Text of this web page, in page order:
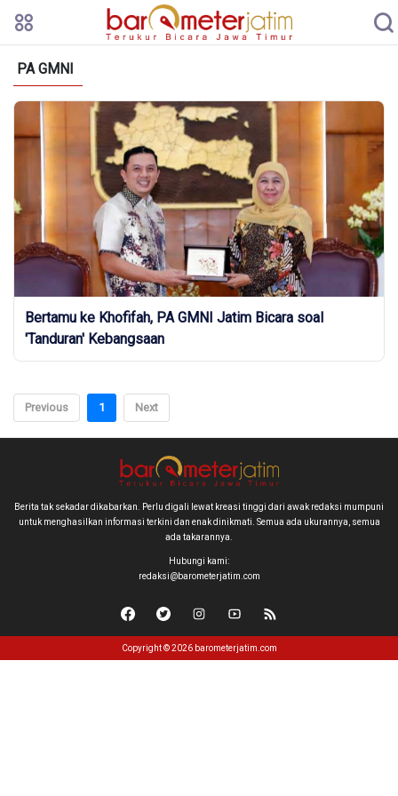
PA GMNI
Bertamu ke Khofifah, PA GMNI Jatim Bicara soal
'Tanduran' Kebangsaan
Previous 1 Next
Berita tak sekadar dikabarkan. Perlu digali lewat kreasi tinggi dari awak redaksi mumpuni
untuk menghasilkan informasi terkini dan enak dinikmati. Semua ada ukurannya, semua
ada takarannya.
Hubungi kami:
redaksi@barometerjatim.com
Copyright © 2026 barometerjatim.com